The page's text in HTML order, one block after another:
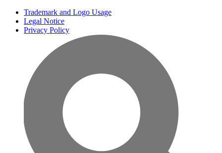
Trademark and Logo Usage
Legal Notice
Privacy Policy